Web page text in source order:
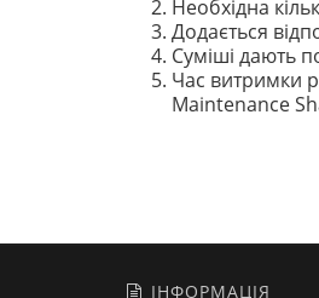
Необхідна
Додається
Суміші дають
Час витримки
Maintenance
ІНФОРМАЦІЯ